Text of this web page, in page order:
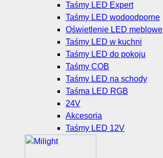
Taśmy LED Expert
Taśmy LED wodoodporne
Oświetlenie LED meblowe
Taśmy LED w kuchni
Taśmy LED do pokoju
Taśmy COB
Taśmy LED na schody
Taśma LED RGB
24V
Akcesoria
Taśmy LED 12V